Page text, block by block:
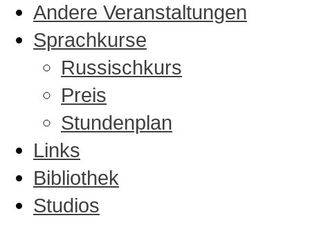
Andere Veranstaltungen
Sprachkurse
Russischkurs
Preis
Stundenplan
Links
Bibliothek
Studios